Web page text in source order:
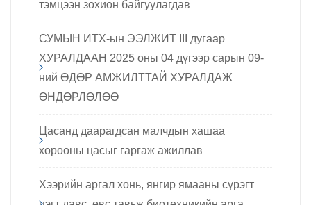
тэмцээн зохион байгуулагдав
СУМЫН ИТХ-ын ЭЭЛЖИТ III дугаар
ХУРАЛДААН 2025 оны 04 дүгээр сарын 09-
ний ӨДӨР АМЖИЛТТАЙ ХУРАЛДАЖ
ӨНДӨРЛӨЛӨӨ
Цасанд даарагдсан малчдын хашаа
хорооны цасыг гаргаж ажиллав
Хээрийн аргал хонь, янгир ямааны сүрэгт